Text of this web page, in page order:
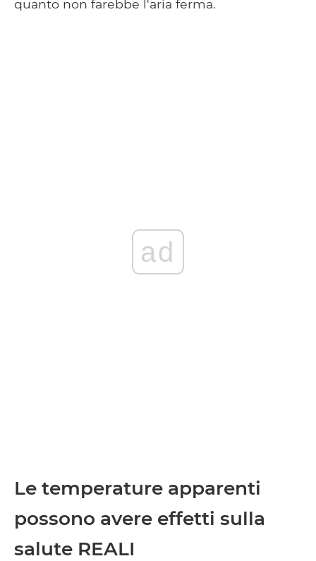
quanto non farebbe l'aria ferma.
ad
Le temperature apparenti
possono avere effetti sulla
salute REALI